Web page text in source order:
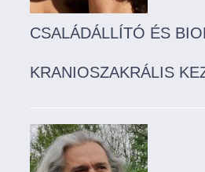
CSALÁDÁLLÍTÓ ÉS
KRANIOSZAKRÁLIS